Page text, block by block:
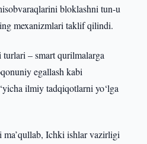
bloklashni tun-u
mexanizmlari taklif qilindi.
– smart qurilmalarga
egallash kabi
ilmiy tadqiqotlarni yo‘lga
Ichki ishlar vazirligi